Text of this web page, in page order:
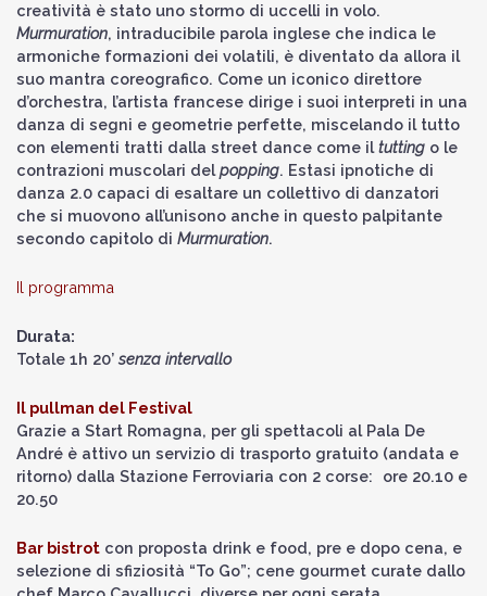
creatività è stato uno stormo di uccelli in volo.
Murmuration, intraducibile parola inglese che indica le
armoniche formazioni dei volatili, è diventato da allora il
suo mantra coreografico. Come un iconico direttore
d’orchestra, l’artista francese dirige i suoi interpreti in una
danza di segni e geometrie perfette, miscelando il tutto
con elementi tratti dalla street dance come iltutting o le
contrazioni muscolari delpopping. Estasi ipnotiche di
danza 2.0 capaci di esaltare un collettivo di danzatori
che si muovono all’unisono anche in questo palpitante
secondo capitolo di Murmuration.
Il programma
Durata:
Totale 1h 20’senza intervallo
Il pullman del Festival
Grazie a Start Romagna, per gli spettacoli al Pala De
André è attivo un servizio di trasporto gratuito (andata e
ritorno) dalla Stazione Ferroviaria con 2 corse: ore 20.10 e
20.50
Bar bistrot con proposta drink e food, pre e dopo cena, e
selezione di sfiziosità “To Go”; cene gourmet curate dallo